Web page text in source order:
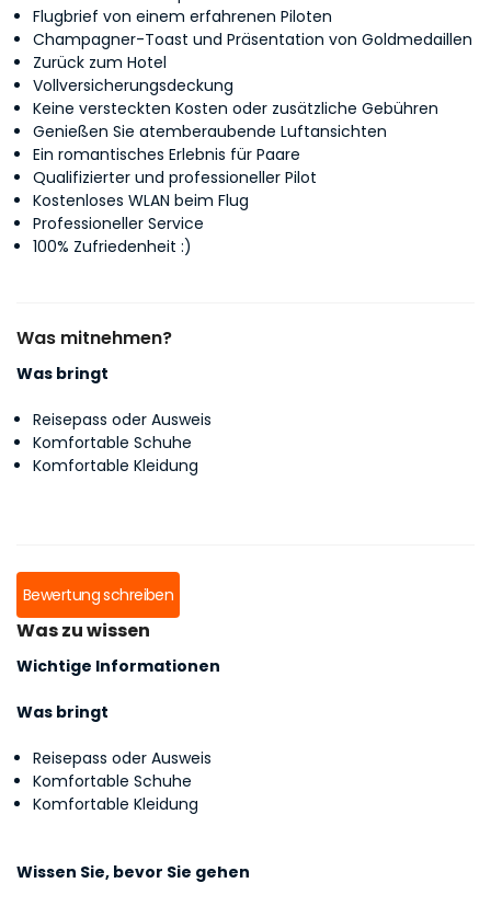
Flugbrief von einem erfahrenen Piloten
Champagner-Toast und Präsentation von Goldmedaillen
Zurück zum Hotel
Vollversicherungsdeckung
Keine versteckten Kosten oder zusätzliche Gebühren
Genießen Sie atemberaubende Luftansichten
Ein romantisches Erlebnis für Paare
Qualifizierter und professioneller Pilot
Kostenloses WLAN beim Flug
Professioneller Service
100% Zufriedenheit :)
Was mitnehmen?
Was bringt
Reisepass oder Ausweis
Komfortable Schuhe
Komfortable Kleidung
Bewertung schreiben
Was zu wissen
Wichtige Informationen
Was bringt
Reisepass oder Ausweis
Komfortable Schuhe
Komfortable Kleidung
Wissen Sie, bevor Sie gehen